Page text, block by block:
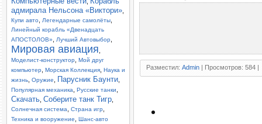
адмирала Нельсона «Виктори»
Купи авто Легендарные самолёты
Линейный корабль «Двенадцать
АПОСТОЛОВ»
Лучший Автовыбор
Мировая авиация
Моделист-конструктор Мой друг
компьютер Морская Коллекция Наука и
жизнь Оружие Парусник Баунти
Популярная механика Русские танки
Скачать Соберите танк Тигр
Солнечная система Страна игр
Техника и вооружение Шанс-авто
Разместил: Admin | Просмотров: 584 |